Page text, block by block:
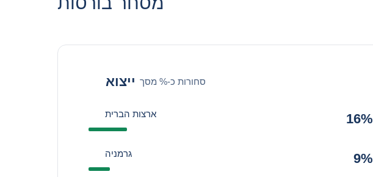
ייצוא סחורות כ-% מסך
ארצות הברית 16%
גרמניה 9%